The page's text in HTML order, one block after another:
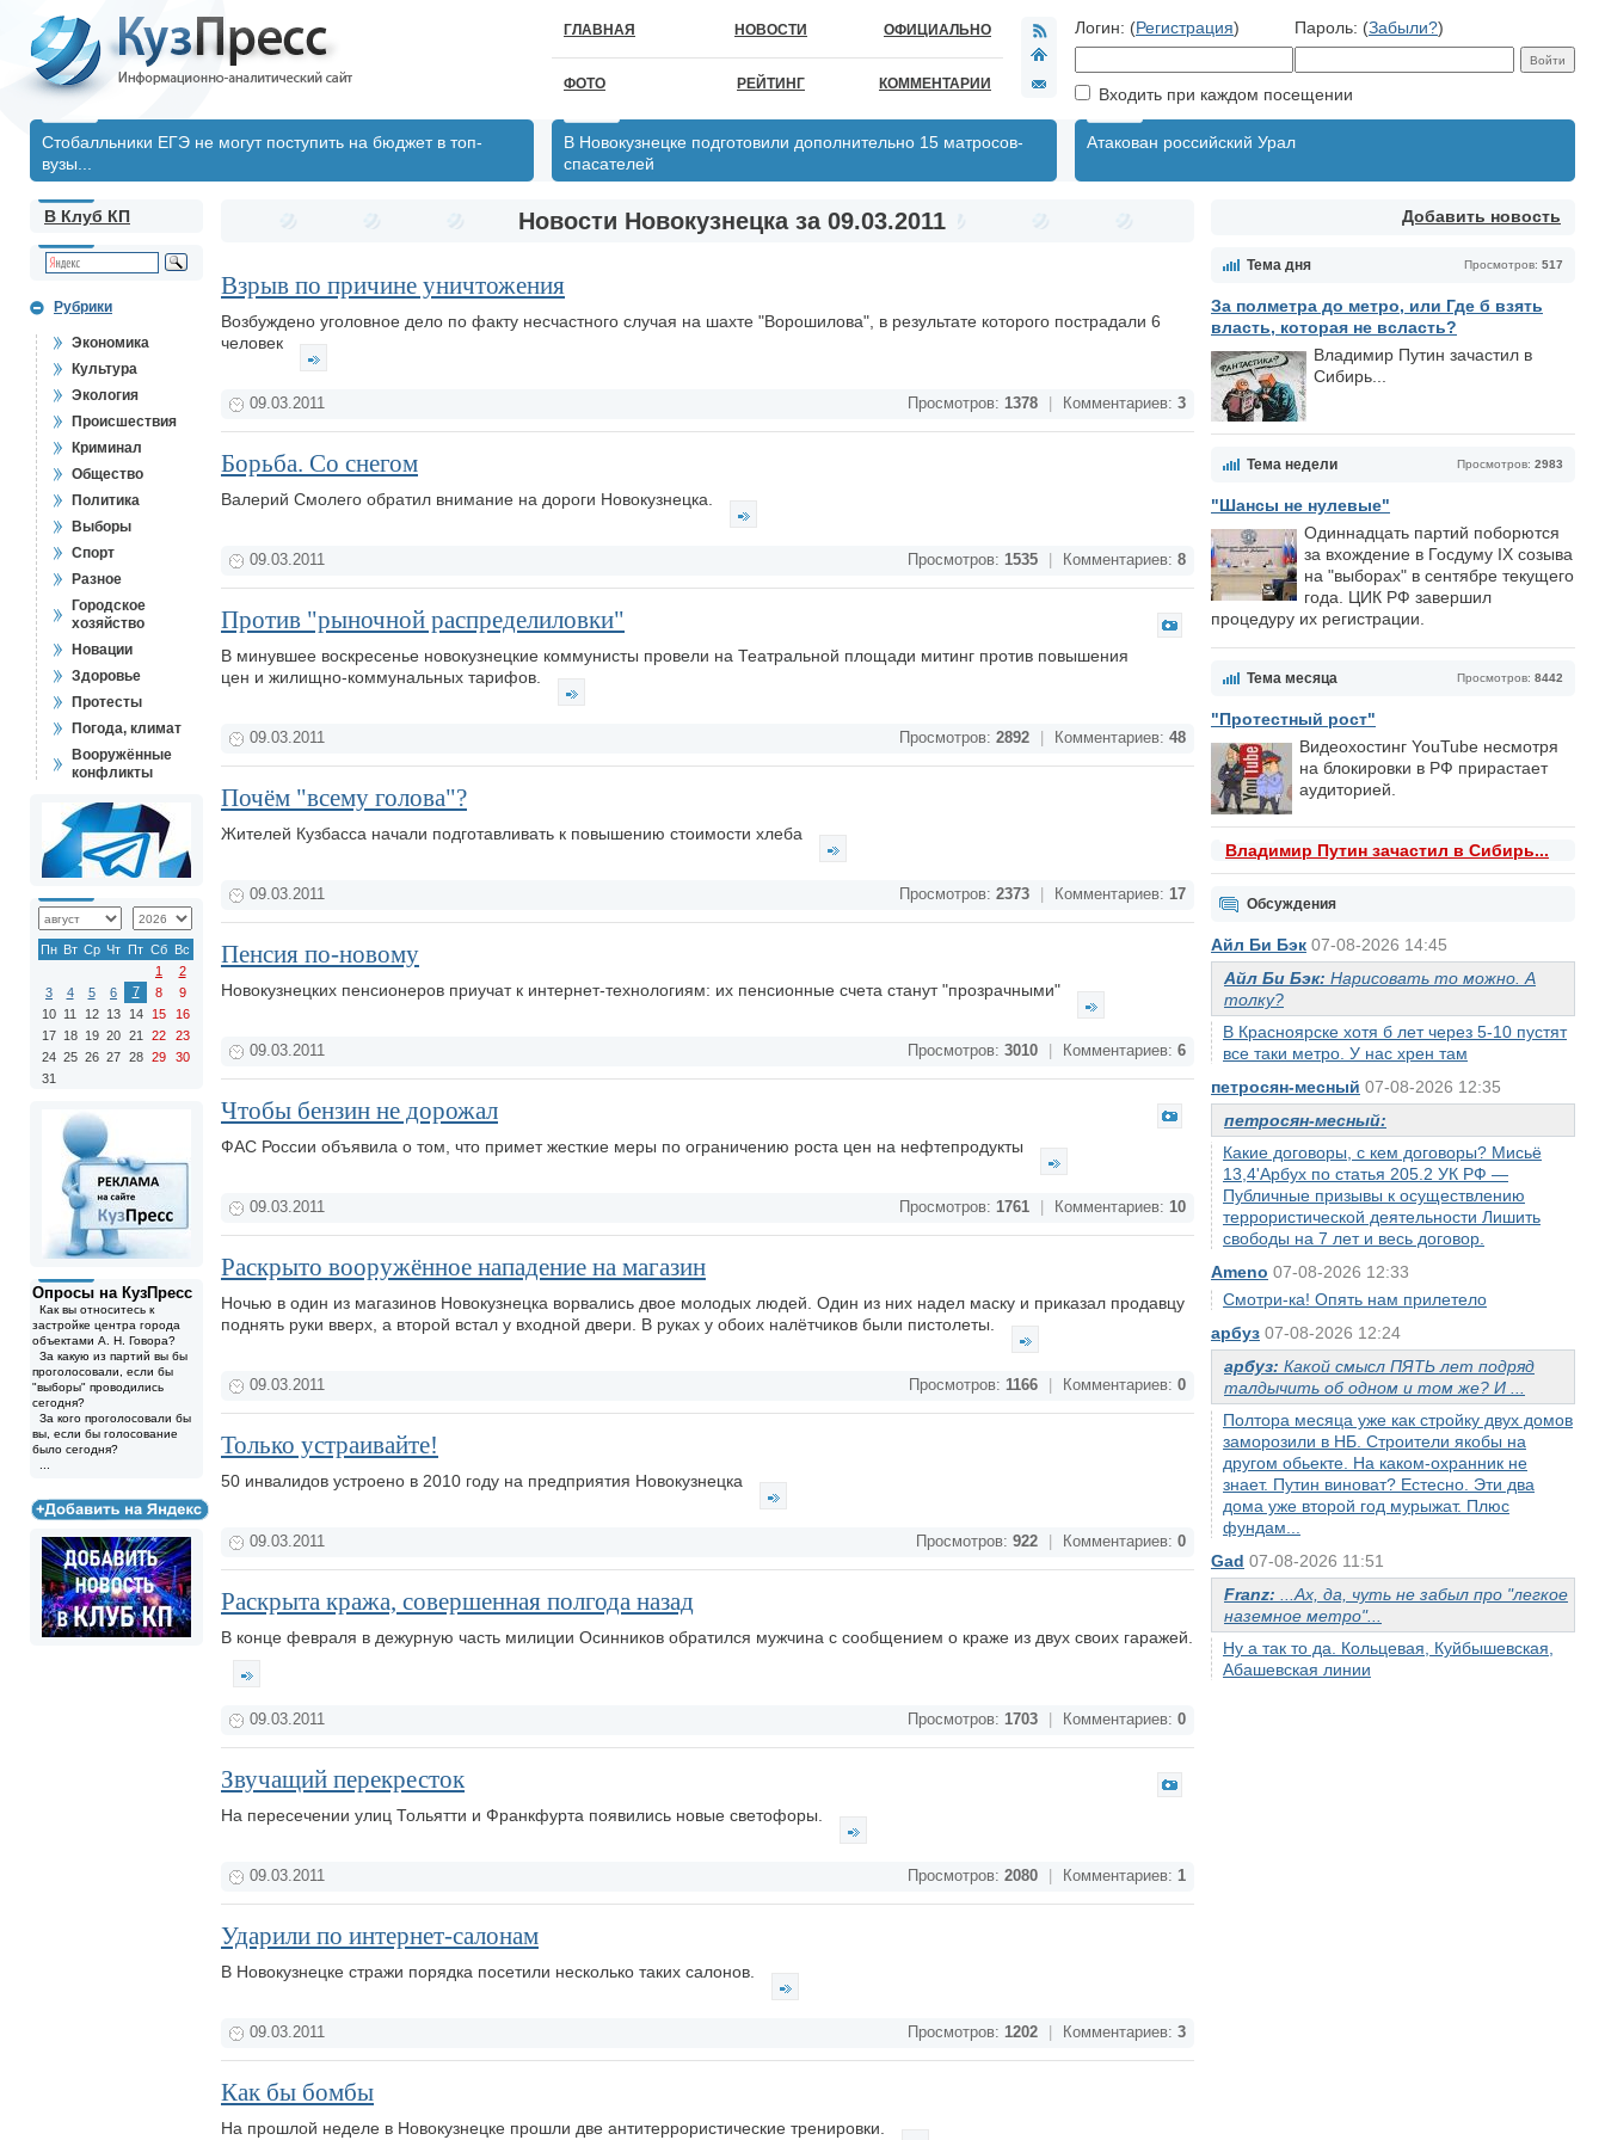
ГЛАВНАЯ НОВОСТИ ОФИЦИАЛЬНО
ФОТО РЕЙТИНГ КОММЕНТАРИИ
Логин: (Регистрация) Пароль: (Забыли?)
Входить при каждом посещении
Стобалльники ЕГЭ не могут поступить на бюджет в топ-
вузы...
В Новокузнецке подготовили дополнительно 15 матросов-
спасателей
Атакован российский Урал
Добавить новость
Просмотров: 517
Тема дня
За полметра до метро, или Где б взять
власть, которая не всласть?
Владимир Путин зачастил в
Сибирь...
Просмотров: 2983
Тема недели
"Шансы не нулевые"
Одиннадцать партий поборются
за вхождение в Госдуму IX созыва
на "выборах" в сентябре текущего
года. ЦИК РФ завершил
процедуру их регистрации.
Просмотров: 8442
Тема месяца
"Протестный рост"
Видеохостинг YouTube несмотря
на блокировки в РФ прирастает
аудиторией.
Владимир Путин зачастил в Сибирь...
Обсуждения
Айл Би Бэк 07-08-2026 14:45
Айл Би Бэк: Нарисовать то можно. А
толку?
В Красноярске хотя б лет через 5-10 пустят
все таки метро. У нас хрен там
петросян-месный 07-08-2026 12:35
петросян-месный:
Какие договоры, с кем договоры? Мисьё
13,4'Арбух по статья 205.2 УК РФ —
Публичные призывы к осуществлению
террористической деятельности Лишить
свободы на 7 лет и весь договор.
Ameno 07-08-2026 12:33
Смотри-ка! Опять нам прилетело
арбуз 07-08-2026 12:24
арбуз: Какой смысл ПЯТЬ лет подряд
талдычить об одном и том же? И ...
Полтора месяца уже как стройку двух домов
заморозили в НБ. Строители якобы на
другом обьекте. На каком-охранник не
знает. Путин виноват? Естесно. Эти два
дома уже второй год мурыжат. Плюс
фундам...
Gad 07-08-2026 11:51
Franz:
...Ах, да, чуть не забыл про "легкое
наземное метро"...
Ну а так то да. Кольцевая, Куйбышевская,
Абашевская линии
В Клуб КП
Рубрики
Экономика
Культура
Экология
Происшествия
Криминал
Общество
Политика
Выборы
Спорт
Разное
Городское
хозяйство
Новации
Здоровье
Протесты
Погода, климат
Вооружённые
конфликты
Пн Вт Ср Чт Пт Сб Вс
1
2
3
4 5 6 7 8
9
10 11 12 13 14 15
16
17 18 19 20 21 22
23
24 25 26 27 28 29
30
31
Опросы на КузПресс
Как вы относитесь к
застройке центра города
объектами А. Н. Говора?
За какую из партий вы бы
проголосовали, если бы
"выборы" проводились
сегодня?
За кого проголосовали бы
вы, если бы голосование
было сегодня?
Новости Новокузнецка за 09.03.2011
Взрыв по причине уничтожения
Возбуждено уголовное дело по факту несчастного случая на шахте "Ворошилова", в результате которого пострадали 6
человек
09.03.2011 Просмотров: 1378 Комментариев: 3
Борьба. Со снегом
Валерий Смолего обратил внимание на дороги Новокузнецка.
09.03.2011 Просмотров: 1535 Комментариев: 8
Против "рыночной распределиловки"
В минувшее воскресенье новокузнецкие коммунисты провели на Театральной площади митинг против повышения
цен и жилищно-коммунальных тарифов.
09.03.2011 Просмотров: 2892 Комментариев: 48
Почём "всему голова"?
Жителей Кузбасса начали подготавливать к повышению стоимости хлеба
09.03.2011 Просмотров: 2373 Комментариев: 17
Пенсия по-новому
Новокузнецких пенсионеров приучат к интернет-технологиям: их пенсионные счета станут "прозрачными"
09.03.2011 Просмотров: 3010 Комментариев: 6
Чтобы бензин не дорожал
ФАС России объявила о том, что примет жесткие меры по ограничению роста цен на нефтепродукты
09.03.2011 Просмотров: 1761 Комментариев: 10
Раскрыто вооружённое нападение на магазин
Ночью в один из магазинов Новокузнецка ворвались двое молодых людей. Один из них надел маску и приказал продавцу
поднять руки вверх, а второй встал у входной двери. В руках у обоих налётчиков были пистолеты.
09.03.2011 Просмотров: 1166 Комментариев: 0
Только устраивайте!
50 инвалидов устроено в 2010 году на предприятия Новокузнецка
09.03.2011 Просмотров: 922 Комментариев: 0
Раскрыта кража, совершенная полгода назад
В конце февраля в дежурную часть милиции Осинников обратился мужчина с сообщением о краже из двух своих гаражей.
09.03.2011 Просмотров: 1703 Комментариев: 0
Звучащий перекресток
На пересечении улиц Тольятти и Франкфурта появились новые светофоры.
09.03.2011 Просмотров: 2080 Комментариев: 1
Ударили по интернет-салонам
В Новокузнецке стражи порядка посетили несколько таких салонов.
09.03.2011 Просмотров: 1202 Комментариев: 3
Как бы бомбы
На прошлой неделе в Новокузнецке прошли две антитеррористические тренировки.